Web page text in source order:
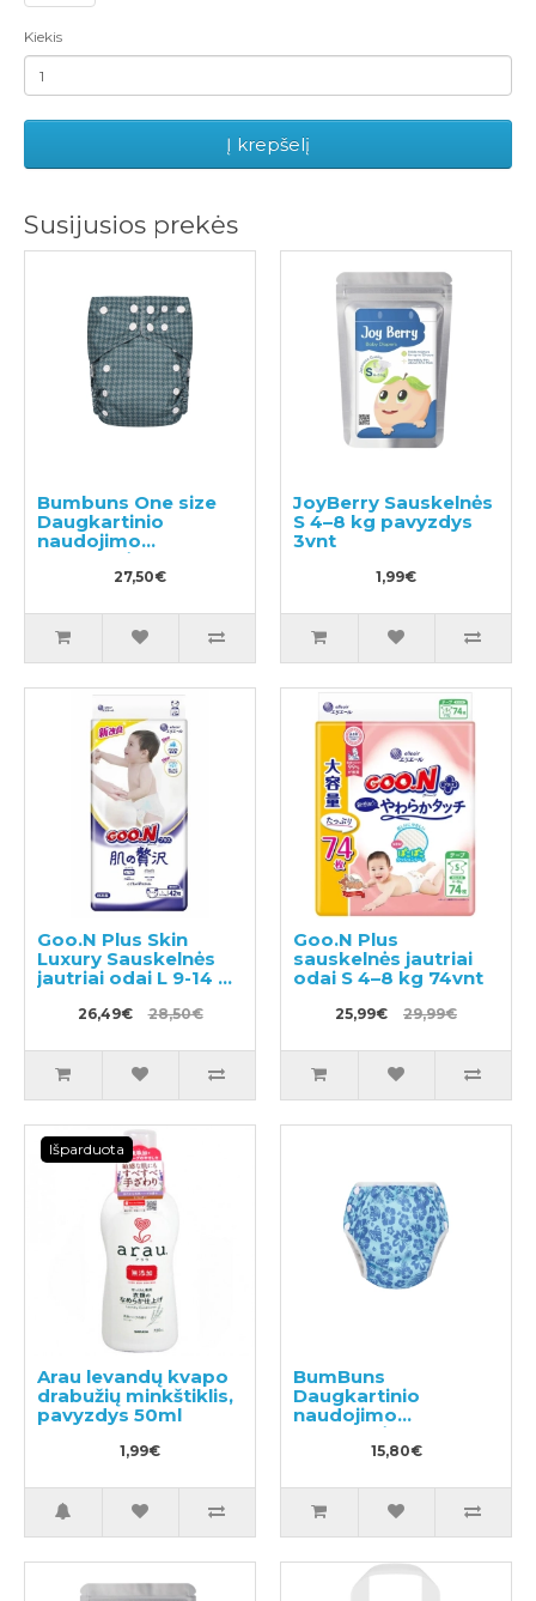
Kiekis
Į krepšelį
Susijusios prekės
Bumbuns One size
Daugkartinio
naudojimo
sauskelnės
27,50€
JoyBerry Sauskelnės
S 4–8 kg pavyzdys
3vnt
1,99€
Goo.N Plus Skin
Luxury Sauskelnės
jautriai odai L 9-14 kg
26,49€ 28,50€
Goo.N Plus
sauskelnės jautriai
odai S 4–8 kg 74vnt
25,99€ 29,99€
Išparduota
Arau levandų kvapo
drabužių minkštiklis,
pavyzdys 50ml
1,99€
BumBuns
Daugkartinio
naudojimo
sauskelnės
plaukimui ir tualeto
15,80€